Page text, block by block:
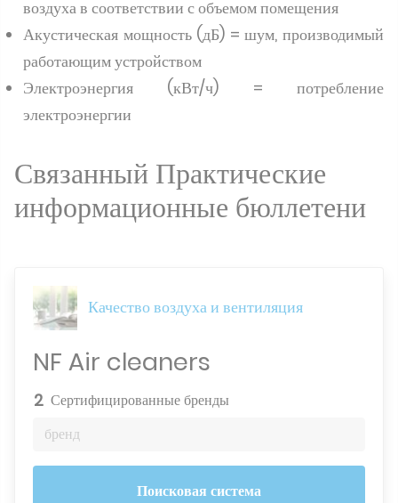
воздуха в соответствии с объемом помещения
Акустическая мощность (дБ) = шум, производимый
работающим устройством
Электроэнергия (кВт/ч) = потребление
электроэнергии
Связанный Практические
информационные бюллетени
Качество воздуха и вентиляция
NF Air cleaners
2 Сертифицированные бренды
бренд
Поисковая система